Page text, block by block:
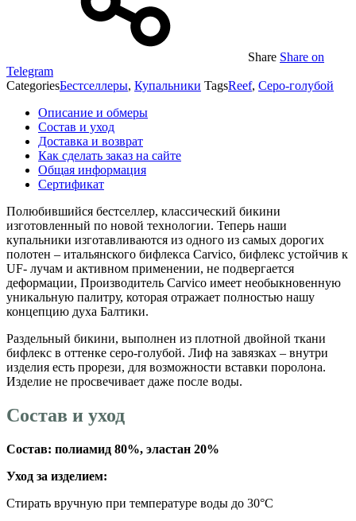
Share Share on
Telegram
CategoriesБестселлеры, Купальники TagsReef, Серо-голубой
Описание и обмеры
Состав и уход
Доставка и возврат
Как сделать заказ на сайте
Общая информация
Сертификат
Полюбившийся бестселлер, классический бикини
изготовленный по новой технологии. Теперь наши
купальники изготавливаются из одного из самых дорогих
полотен – итальянского бифлекса Carvico, бифлекс устойчив к
UF- лучам и активном применении, не подвергается
деформации, Производитель Carvico имеет необыкновенную
уникальную палитру, которая отражает полностью нашу
концепцию духа Балтики.
Раздельный бикини, выполнен из плотной двойной ткани
бифлекс в оттенке серо-голубой. Лиф на завязках – внутри
изделия есть прорези, для возможности вставки поролона.
Изделие не просвечивает даже после воды.
Состав и уход
Состав: полиамид 80%, эластан 20%
Уход за изделием:
Стирать вручную при температуре воды до 30°C